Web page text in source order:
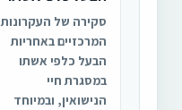
סקירה של העקרונות
המרכזיים באחריות
הבעל כלפי אשתו
במסגרת חיי
הנישואין, ובמיוחד